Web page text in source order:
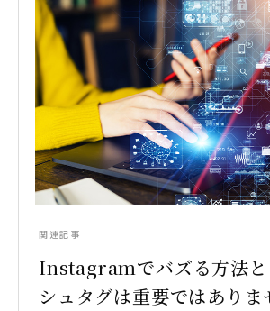
関連記事
Instagramでバズる方法
シュタグは重要ではあり